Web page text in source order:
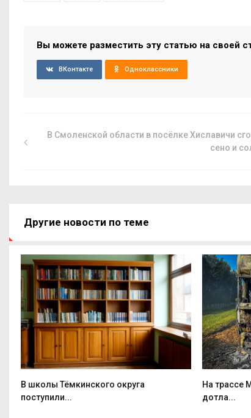
Вы можете разместить эту статью на своей
ВКонтакте Одноклассники
В Смоленской области в посёлке Хиславичи
сено и
Другие новости по теме
В школы Тёмкинского округа
поступили...
На трассе
дотла...